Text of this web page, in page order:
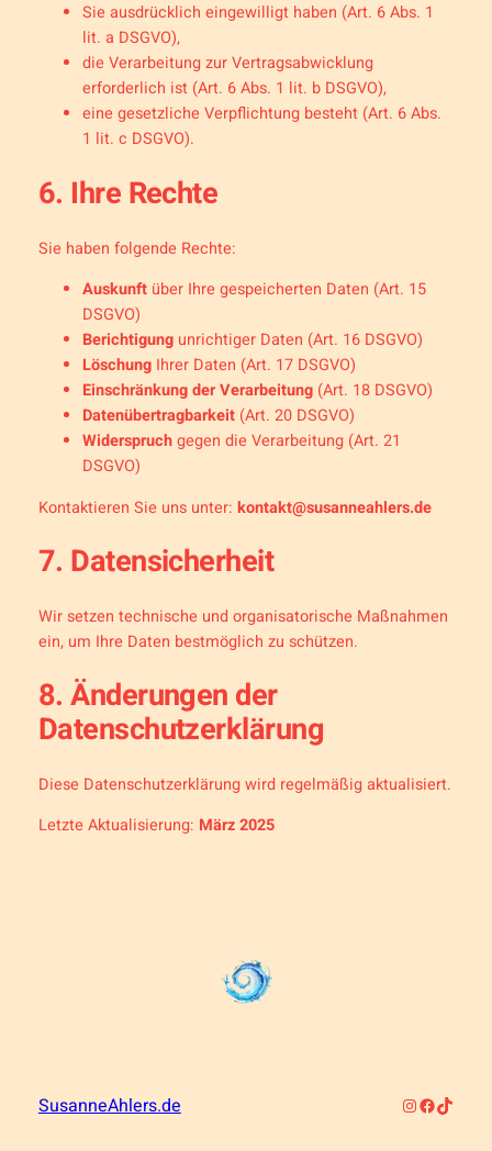
Sie ausdrücklich eingewilligt haben (Art. 6 Abs. 1
lit. a DSGVO),
die Verarbeitung zur Vertragsabwicklung
erforderlich ist (Art. 6 Abs. 1 lit. b DSGVO),
eine gesetzliche Verpflichtung besteht (Art. 6 Abs.
1 lit. c DSGVO).
6. Ihre Rechte
Sie haben folgende Rechte:
Auskunftüber Ihre gespeicherten Daten (Art. 15
DSGVO)
Berichtigungunrichtiger Daten (Art. 16 DSGVO)
LöschungIhrer Daten (Art. 17 DSGVO)
Einschränkung der Verarbeitung(Art. 18 DSGVO)
Datenübertragbarkeit(Art. 20 DSGVO)
Widerspruchgegen die Verarbeitung (Art. 21
DSGVO)
Kontaktieren Sie uns unter: kontakt@susanneahlers.de
7. Datensicherheit
Wir setzen technische und organisatorische Maßnahmen
ein, um Ihre Daten bestmöglich zu schützen.
8. Änderungen der
Datenschutzerklärung
Diese Datenschutzerklärung wird regelmäßig aktualisiert.
Letzte Aktualisierung: März 2025
SusanneAhlers.de Instagram
TikTok